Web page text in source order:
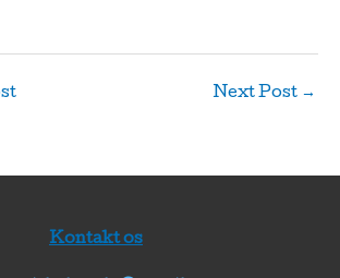
Next Post →
Kontakt os